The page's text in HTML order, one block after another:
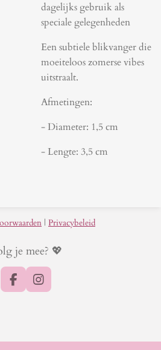
dagelijks gebruik als
speciale gelegenheden
Een subtiele blikvanger die
moeiteloos zomerse vibes
uitstraalt.
Afmetingen:
- Diameter: 1,5 cm
- Lengte: 3,5 cm
| Privacybeleid
je mee? 💖
F
a
o
I
n
g